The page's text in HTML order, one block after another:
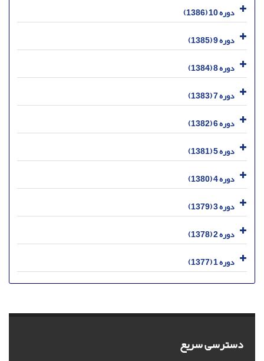
دوره 10 (1386)
دوره 9 (1385)
دوره 8 (1384)
دوره 7 (1383)
دوره 6 (1382)
دوره 5 (1381)
دوره 4 (1380)
دوره 3 (1379)
دوره 2 (1378)
دوره 1 (1377)
دسترسی سریع